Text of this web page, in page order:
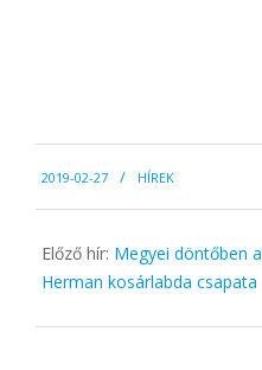
02-
27
2019-02-27 HÍREK
Előző hír: Megyei döntőben a
Herman kosárlabda csapata